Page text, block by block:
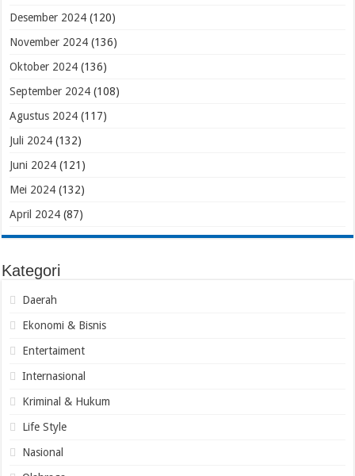
Desember 2024 (120)
November 2024 (136)
Oktober 2024 (136)
September 2024 (108)
Agustus 2024 (117)
Juli 2024 (132)
Juni 2024 (121)
Mei 2024 (132)
April 2024 (87)
Kategori
Daerah
Ekonomi & Bisnis
Entertaiment
Internasional
Kriminal & Hukum
Life Style
Nasional